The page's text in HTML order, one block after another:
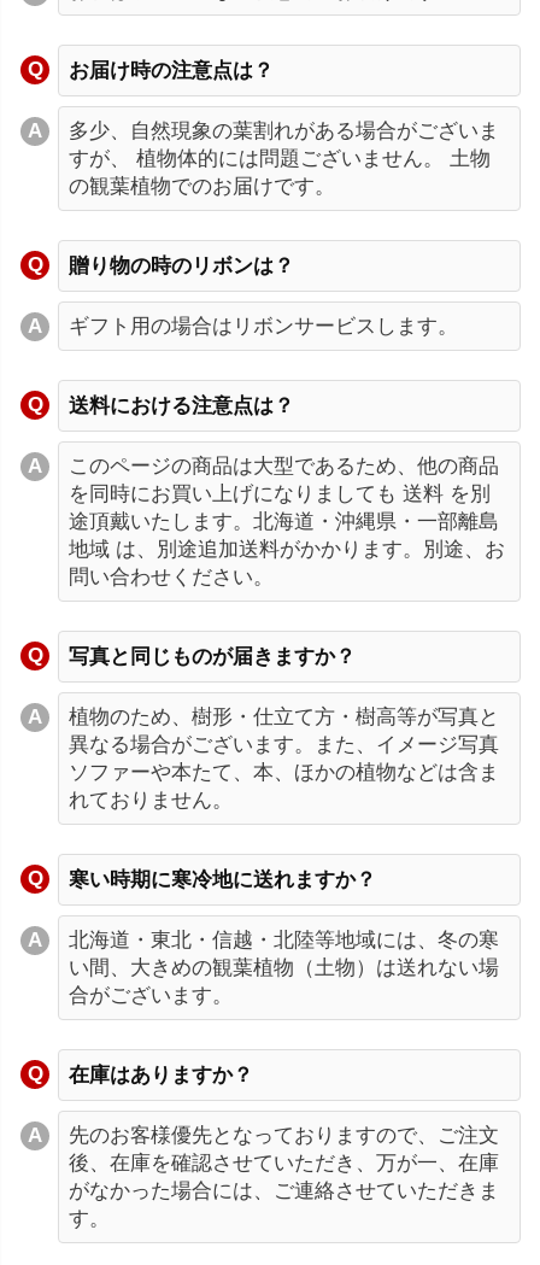
お届け時の注意点は？
多少、自然現象の葉割れがある場合がございま
すが、 植物体的には問題ございません。 土物
の観葉植物でのお届けです。
贈り物の時のリボンは？
ギフト用の場合はリボンサービスします。
送料における注意点は？
このページの商品は大型であるため、他の商品
を同時にお買い上げになりましても 送料 を別
途頂戴いたします。北海道・沖縄県・一部離島
地域 は、別途追加送料がかかります。別途、お
問い合わせください。
写真と同じものが届きますか？
植物のため、樹形・仕立て方・樹高等が写真と
異なる場合がございます。また、イメージ写真
ソファーや本たて、本、ほかの植物などは含ま
れておりません。
寒い時期に寒冷地に送れますか？
北海道・東北・信越・北陸等地域には、冬の寒
い間、大きめの観葉植物（土物）は送れない場
合がございます。
在庫はありますか？
先のお客様優先となっておりますので、ご注文
後、在庫を確認させていただき、万が一、在庫
がなかった場合には、ご連絡させていただきま
す。